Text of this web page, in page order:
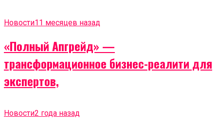
Новости11 месяцев назад
«Полный Апгрейд» —
трансформационное бизнес-реалити для
экспертов,
Новости2 года назад